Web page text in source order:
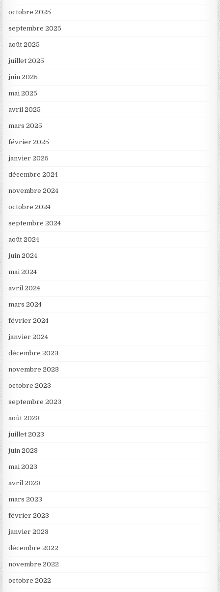
octobre 2025
septembre 2025
août 2025
juillet 2025
juin 2025
mai 2025
avril 2025
mars 2025
février 2025
janvier 2025
décembre 2024
novembre 2024
octobre 2024
septembre 2024
août 2024
juin 2024
mai 2024
avril 2024
mars 2024
février 2024
janvier 2024
décembre 2023
novembre 2023
octobre 2023
septembre 2023
août 2023
juillet 2023
juin 2023
mai 2023
avril 2023
mars 2023
février 2023
janvier 2023
décembre 2022
novembre 2022
octobre 2022